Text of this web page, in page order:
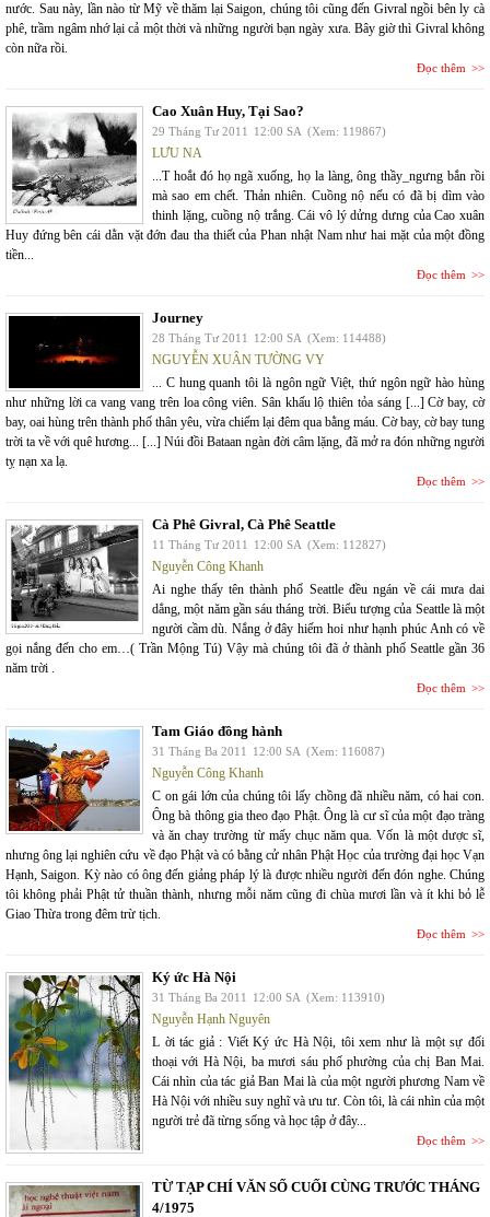
nước. Sau này, lần nào từ Mỹ về thăm lại Saigon, chúng tôi cũng đến Givral ngồi bên ly cà
phê, trầm ngâm nhớ lại cả một thời và những người bạn ngày xưa. Bây giờ thì Givral không
còn nữa rồi.
Đọc thêm
Cao Xuân Huy, Tại Sao?
29 Tháng Tư 2011 12:00 SA (Xem: 119867)
LƯU NA
...T hoắt đó họ ngã xuống, họ la làng, ông thầy_ngưng bắn rồi
mà sao em chết. Thản nhiên. Cuồng nộ nếu có đã bị dìm vào
thinh lặng, cuồng nộ trắng. Cái vô lý dửng dưng của Cao xuân
Huy đứng bên cái dằn vặt đớn đau tha thiết của Phan nhật Nam như hai mặt của một đồng
tiền...
Đọc thêm
Journey
28 Tháng Tư 2011 12:00 SA (Xem: 114488)
NGUYỄN XUÂN TƯỜNG VY
... C hung quanh tôi là ngôn ngữ Việt, thứ ngôn ngữ hào hùng
như những lời ca vang vang trên loa công viên. Sân khấu lộ thiên tỏa sáng [...] Cờ bay, cờ
bay, oai hùng trên thành phố thân yêu, vừa chiếm lại đêm qua bằng máu. Cờ bay, cờ bay tung
trời ta về với quê hương... [...] Núi đồi Bataan ngàn đời câm lặng, đã mở ra đón những người
tỵ nạn xa lạ.
Đọc thêm
Cà Phê Givral, Cà Phê Seattle
11 Tháng Tư 2011 12:00 SA (Xem: 112827)
Nguyễn Công Khanh
Ai nghe thấy tên thành phố Seattle đều ngán về cái mưa dai
dẳng, một năm gần sáu tháng trời. Biểu tượng của Seattle là một
người cầm dù. Nắng ở đây hiếm hoi như hạnh phúc Anh có về
gọi nắng đến cho em…( Trần Mộng Tú) Vậy mà chúng tôi đã ở thành phố Seattle gần 36
năm trời .
Đọc thêm
Tam Giáo đồng hành
31 Tháng Ba 2011 12:00 SA (Xem: 116087)
Nguyễn Công Khanh
C on gái lớn của chúng tôi lấy chồng đã nhiều năm, có hai con.
Ông bà thông gia theo đạo Phật. Ông là cư sĩ của một đạo tràng
và ăn chay trường từ mấy chục năm qua. Vốn là một dược sĩ,
nhưng ông lại nghiên cứu về đạo Phật và có bằng cử nhân Phật Học của trường đại học Vạn
Hạnh, Saigon. Kỳ nào có ông đến giảng pháp lý là được nhiều người đến đón nghe. Chúng
tôi không phải Phật tử thuần thành, nhưng mỗi năm cũng đi chùa mươi lần và ít khi bỏ lễ
Giao Thừa trong đêm trừ tịch.
Đọc thêm
Ký ức Hà Nội
31 Tháng Ba 2011 12:00 SA (Xem: 113910)
Nguyễn Hạnh Nguyên
L ời tác giả : Viết Ký ức Hà Nội, tôi xem như là một sự đối
thoại với Hà Nội, ba mươi sáu phố phường của chị Ban Mai.
Cái nhìn của tác giả Ban Mai là của một người phương Nam về
Hà Nội với nhiều suy nghĩ và ưu tư. Còn tôi, là cái nhìn của một
người trẻ đã từng sống và học tập ở đây...
Đọc thêm
TỪ TẠP CHÍ VĂN SỐ CUỐI CÙNG TRƯỚC THÁNG
4/1975